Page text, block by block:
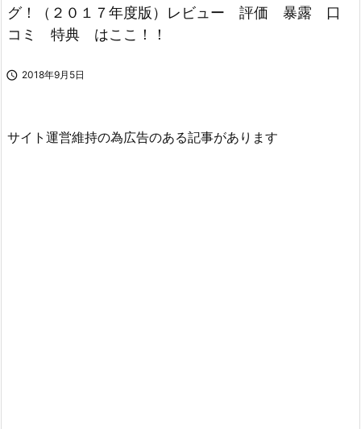

グ！（２０１７年度版）レビュー 評価 暴露 口
コミ 特典 はここ！！
 2018年9月5日
サイト運営維持の為広告のある記事があります